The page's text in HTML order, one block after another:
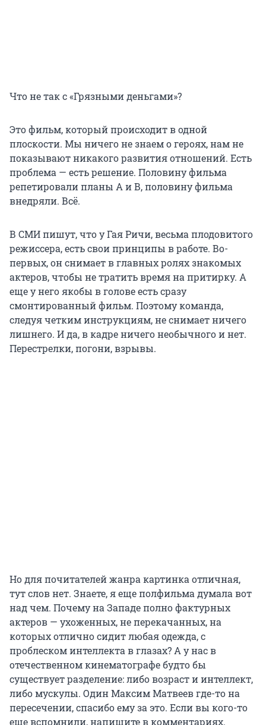
Что не так с «Грязными деньгами»?
Это фильм, который происходит в одной
плоскости. Мы ничего не знаем о героях, нам не
показывают никакого развития отношений. Есть
проблема — есть решение. Половину фильма
репетировали планы А и В, половину фильма
внедряли. Всё.
В СМИ пишут, что у Гая Ричи, весьма плодовитого
режиссера, есть свои принципы в работе. Во-
первых, он снимает в главных ролях знакомых
актеров, чтобы не тратить время на притирку. А
еще у него якобы в голове есть сразу
смонтированный фильм. Поэтому команда,
следуя четким инструкциям, не снимает ничего
лишнего. И да, в кадре ничего необычного и нет.
Перестрелки, погони, взрывы.
Но для почитателей жанра картинка отличная,
тут слов нет. Знаете, я еще полфильма думала вот
над чем. Почему на Западе полно фактурных
актеров — ухоженных, не перекачанных, на
которых отлично сидит любая одежда, с
проблеском интеллекта в глазах? А у нас в
отечественном кинематографе будто бы
существует разделение: либо возраст и интеллект,
либо мускулы. Один Максим Матвеев где-то на
пересечении, спасибо ему за это. Если вы кого-то
еще вспомнили, напишите в комментариях.